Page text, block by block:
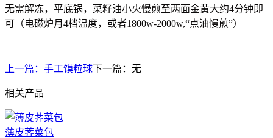
无需解冻，平底锅，菜籽油小火慢煎至两面金黄大约4分钟即
可（电磁炉月4档温度，或者1800w-2000w,“点油慢煎”）
上一篇： 手工馍粒球下一篇： 无
相关产品
薄皮荠菜包